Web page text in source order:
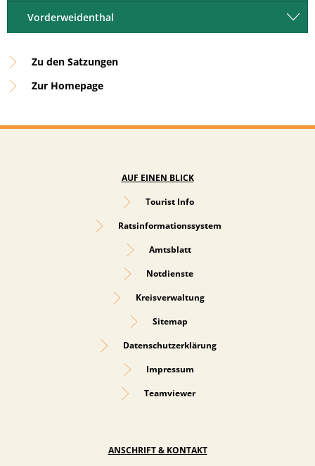
Vorderweidenthal
Zu den Satzungen
Zur Homepage
AUF EINEN BLICK
Tourist Info
Ratsinformationssystem
Amtsblatt
Notdienste
Kreisverwaltung
Sitemap
Datenschutzerklärung
Impressum
Teamviewer
ANSCHRIFT & KONTAKT